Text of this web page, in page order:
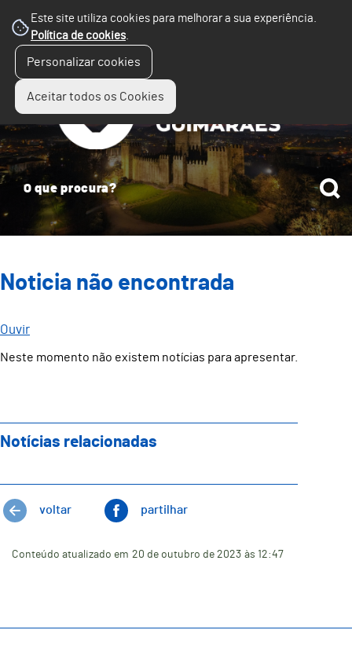
Este site utiliza cookies para melhorar a sua experiência.
Política de cookies.
Personalizar cookies
Aceitar todos os Cookies
Noticia não encontrada
Ouvir
Neste momento não existem notícias para apresentar.
Notícias relacionadas
voltar partilhar
Conteúdo atualizado em 20 de outubro de 2023 às 12:47